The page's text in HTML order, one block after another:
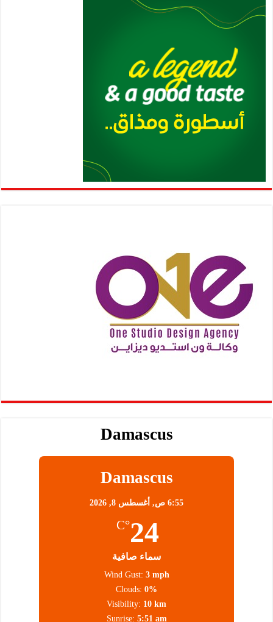
Damascus
Damascus
6:55 ص, أغسطس 8, 2026
24
°C
سماء صافية
Wind Gust: 3 mph
Clouds: 0%
Visibility: 10 km
Sunrise: 5:51 am